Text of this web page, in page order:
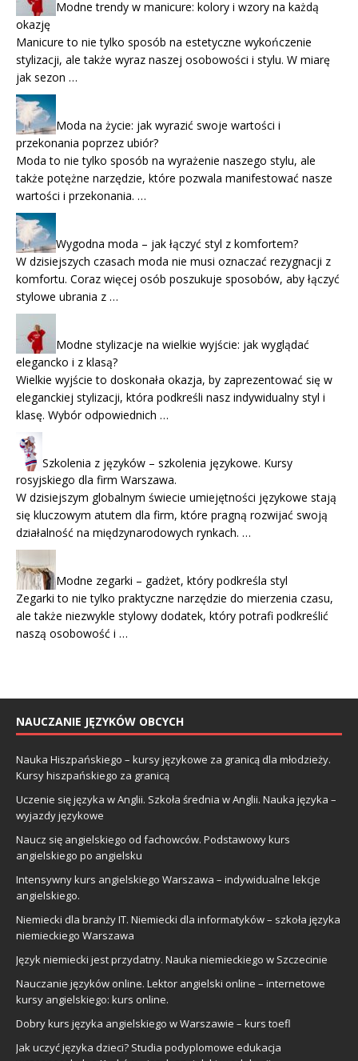
Modne trendy w manicure: kolory i wzory na każdą
okazję
Manicure to nie tylko sposób na estetyczne wykończenie
stylizacji, ale także wyraz naszej osobowości i stylu. W miarę
jak sezon …
Moda na życie: jak wyrazić swoje wartości i
przekonania poprzez ubiór?
Moda to nie tylko sposób na wyrażenie naszego stylu, ale
także potężne narzędzie, które pozwala manifestować nasze
wartości i przekonania. …
Wygodna moda – jak łączyć styl z komfortem?
W dzisiejszych czasach moda nie musi oznaczać rezygnacji z
komfortu. Coraz więcej osób poszukuje sposobów, aby łączyć
stylowe ubrania z …
Modne stylizacje na wielkie wyjście: jak wyglądać
elegancko i z klasą?
Wielkie wyjście to doskonała okazja, by zaprezentować się w
eleganckiej stylizacji, która podkreśli nasz indywidualny styl i
klasę. Wybór odpowiednich …
Szkolenia z języków – szkolenia językowe. Kursy
rosyjskiego dla firm Warszawa.
W dzisiejszym globalnym świecie umiejętności językowe stają
się kluczowym atutem dla firm, które pragną rozwijać swoją
działalność na międzynarodowych rynkach. …
Modne zegarki – gadżet, który podkreśla styl
Zegarki to nie tylko praktyczne narzędzie do mierzenia czasu,
ale także niezwykle stylowy dodatek, który potrafi podkreślić
naszą osobowość i …
NAUCZANIE JĘZYKÓW OBCYCH
Nauka Hiszpańskiego – kursy językowe za granicą dla młodzieży.
Kursy hiszpańskiego za granicą
Uczenie się języka w Anglii. Szkoła średnia w Anglii. Nauka języka –
wyjazdy językowe
Naucz się angielskiego od fachowców. Podstawowy kurs
angielskiego po angielsku
Intensywny kurs angielskiego Warszawa – indywidualne lekcje
angielskiego.
Niemiecki dla branży IT. Niemiecki dla informatyków – szkoła języka
niemieckiego Warszawa
Język niemiecki jest przydatny. Nauka niemieckiego w Szczecinie
Nauczanie języków online. Lektor angielski online – internetowe
kursy angielskiego: kurs online.
Dobry kurs języka angielskiego w Warszawie – kurs toefl
Jak uczyć języka dzieci? Studia podyplomowe edukacja